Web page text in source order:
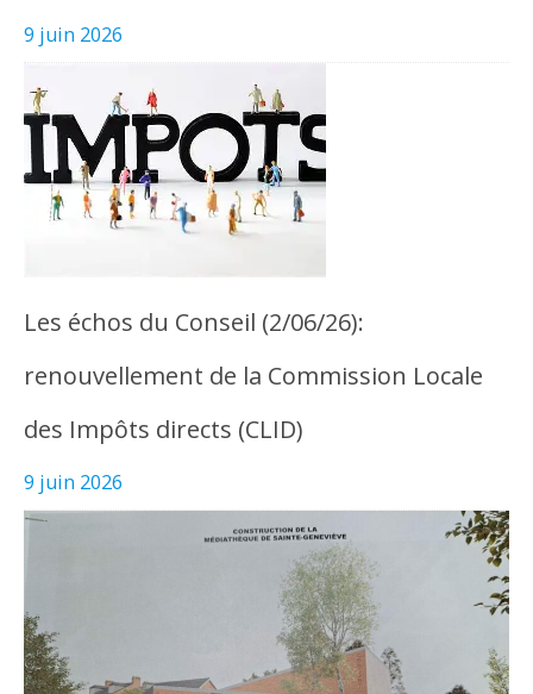
9 juin 2026
Les échos du Conseil (2/06/26):
renouvellement de la Commission Locale
des Impôts directs (CLID)
9 juin 2026